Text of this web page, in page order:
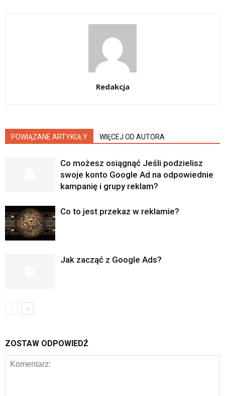
Redakcja
POWIĄZANE ARTYKUŁY WIĘCEJ OD AUTORA
Co możesz osiągnąć Jeśli podzielisz
swoje konto Google Ad na odpowiednie
kampanię i grupy reklam?
Co to jest przekaz w reklamie?
Jak zacząć z Google Ads?
ZOSTAW ODPOWIEDŹ